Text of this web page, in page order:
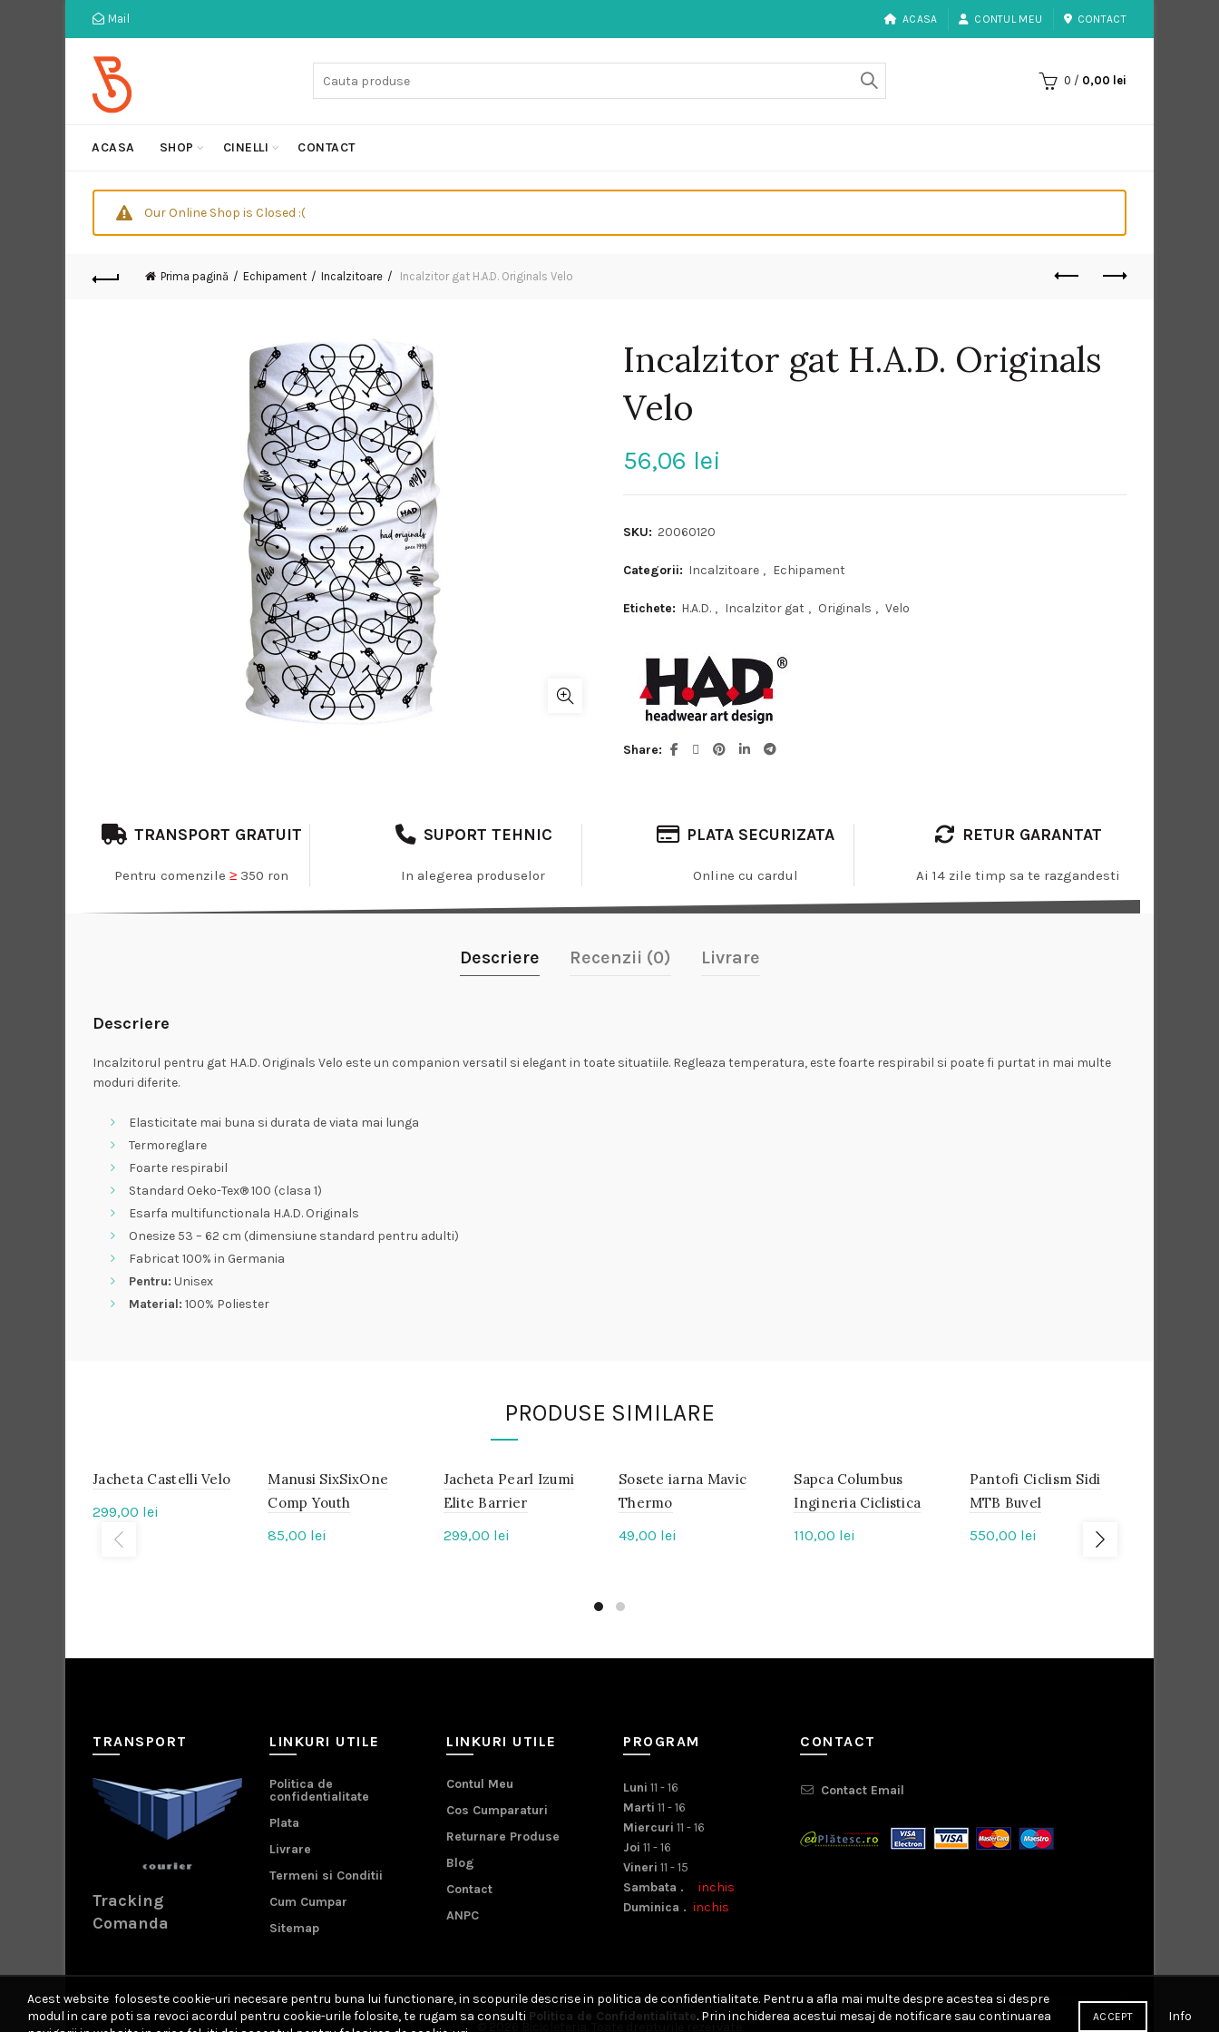
Mail ACASA CONTUL MEU CONTACT
0 / 0,00 lei
ACASA SHOP CINELLI CONTACT
Our Online Shop is Closed :(
Prima pagină Echipament Incalzitoare Incalzitor gat H.A.D. Originals Velo
Incalzitor gat H.A.D. Originals
Velo
56,06 lei
SKU: 20060120
Categorii: Incalzitoare , Echipament
Etichete: H.A.D. , Incalzitor gat , Originals , Velo
Share
TRANSPORT GRATUIT
Pentru comenzile ≥350 ron
SUPORT TEHNIC
In alegerea produselor
PLATA SECURIZATA
Online cu cardul
RETUR GARANTAT
Ai 14 zile timp sa te razgandesti
Descriere Recenzii (0) Livrare
Descriere
Incalzitorul pentru gat H.A.D. Originals Velo este un companion versatil si elegant in toate situatiile. Regleaza temperatura, este foarte respirabil si poate fi purtat in mai multe
moduri diferite.
Elasticitate mai buna si durata de viata mai lunga
Termoreglare
Foarte respirabil
Standard Oeko-Tex® 100 (clasa 1)
Esarfa multifunctionala H.A.D. Originals
Onesize 53 – 62 cm (dimensiune standard pentru adulti)
Fabricat 100% in Germania
Pentru: Unisex
Material: 100% Poliester
PRODUSE SIMILARE
IN
STOC
Jacheta Castelli Velo
299,00 lei
IN
STOC
Manusi SixSixOne
Comp Youth
85,00 lei
IN
STOC
Jacheta Pearl Izumi
Elite Barrier
299,00 lei
IN
STOC
Sosete iarna Mavic
Thermo
49,00 lei
IN
STOC
Sapca Columbus
Ingineria Ciclistica
110,00 lei
IN
STOC
Pantofi Ciclism Sidi
MTB Buvel
550,00 lei
TRANSPORT
Tracking
Comanda
LINKURI UTILE
Politica de
confidentialitate
Plata
Livrare
Termeni si Conditii
Cum Cumpar
Sitemap
LINKURI UTILE
Contul Meu
Cos Cumparaturi
Returnare Produse
Blog
Contact
ANPC
PROGRAM
Luni 11 - 16
Marti 11 - 16
Miercuri 11 - 16
Joi 11 - 16
Vineri 11 - 15
Sambata . inchis
Duminica . inchis
CONTACT
Contact Email
Acest website foloseste cookie-uri necesare pentru buna lui functionare, in scopurile descrise in politica de confidentialitate. Pentru a afla mai multe despre acestea si despre
modul in care poti sa revoci acordul pentru cookie-urile folosite, te rugam sa consulti Politica de Confidentialitate. Prin inchiderea acestui mesaj de notificare sau continuarea
ACCEPT Info